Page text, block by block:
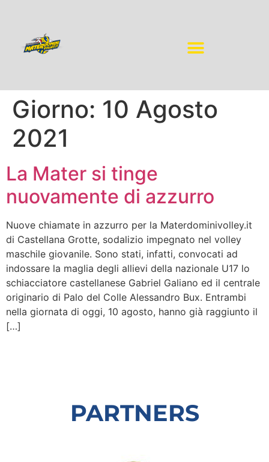
Giorno: 10 Agosto
2021
La Mater si tinge
nuovamente di azzurro
Nuove chiamate in azzurro per la Materdominivolley.it
di Castellana Grotte, sodalizio impegnato nel volley
maschile giovanile. Sono stati, infatti, convocati ad
indossare la maglia degli allievi della nazionale U17 lo
schiacciatore castellanese Gabriel Galiano ed il centrale
originario di Palo del Colle Alessandro Bux. Entrambi
nella giornata di oggi, 10 agosto, hanno già raggiunto il
[…]
PARTNERS